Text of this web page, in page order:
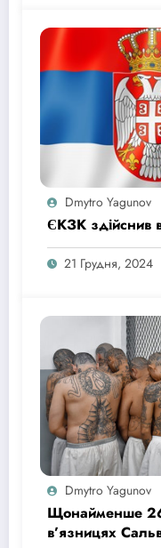
Dmytro Yagunov
ЄКЗК здійснив
21 Грудня, 2024
Dmytro Yagunov
Щонайменше
в’язницях